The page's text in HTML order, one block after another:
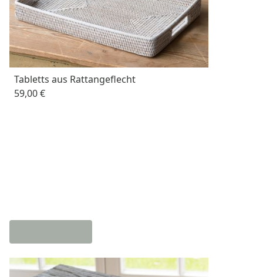
Tabletts aus Rattangeflecht
59,00 €